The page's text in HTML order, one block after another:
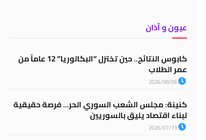
عيون و آذان
كابوس النتائج.. حين تختزل “البكالوريا” 12 عاماً من
عمر الطلاب
2026/08/06
كنينة: مجلس الشعب السوري الحر… فرصة حقيقية
لبناء اقتصاد يليق بالسوريين
2026/07/13